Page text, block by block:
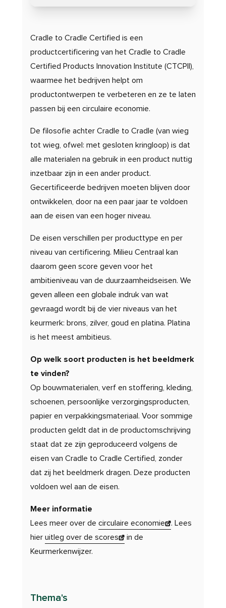
Cradle to Cradle Certified is een
productcertificering van het Cradle to Cradle
Certified Products Innovation Institute (CTCPII),
waarmee het bedrijven helpt om
productontwerpen te verbeteren en ze te laten
passen bij een circulaire economie.
De filosofie achter Cradle to Cradle (van wieg
tot wieg, ofwel: met gesloten kringloop) is dat
alle materialen na gebruik in een product nuttig
inzetbaar zijn in een ander product.
Gecertificeerde bedrijven moeten blijven door
ontwikkelen, door na een paar jaar te voldoen
aan de eisen van een hoger niveau.
De eisen verschillen per producttype en per
niveau van certificering. Milieu Centraal kan
daarom geen score geven voor het
ambitieniveau van de duurzaamheidseisen. We
geven alleen een globale indruk van wat
gevraagd wordt bij de vier niveaus van het
keurmerk: brons, zilver, goud en platina. Platina
is het meest ambitieus.
Op welk soort producten is het beeldmerk
te vinden?
Op bouwmaterialen, verf en stoffering, kleding,
schoenen, persoonlijke verzorgingsproducten,
papier en verpakkingsmateriaal. Voor sommige
producten geldt dat in de productomschrijving
staat dat ze zijn geproduceerd volgens de
eisen van Cradle to Cradle Certified, zonder
dat zij het beeldmerk dragen. Deze producten
voldoen wel aan de eisen.
Meer informatie
Lees meer over de circulaire economie
. Lees
hier uitleg over de scores
in de
Keurmerkenwijzer.
Thema's